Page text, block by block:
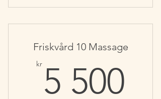
Friskvård 10 Massage
kr 5 500